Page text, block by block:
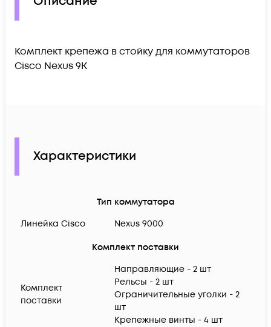
Комплект крепежа в стойку для коммутаторов
Cisco Nexus 9K
Характеристики
Тип коммутатора
Линейка Cisco
Nexus 9000
Комплект поставки
Комплект
поставки
Направляющие - 2 шт
Рельсы - 2 шт
Ограничительные уголки - 2
шт
Крепежные винты - 4 шт